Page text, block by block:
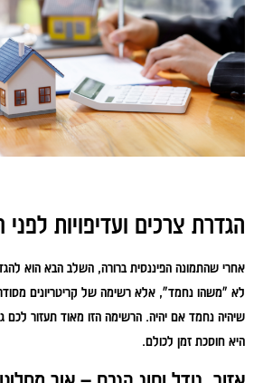
הגדרת צרכים ועדיפויות
אחרי שהתמונה הפיננסית ברורה, השלב הבא הוא
לא "משהו נחמד", אלא רשימה של קריטריונים
שיהיה נחמד אם יהיה. הרשימה הזו מאוד תעזור לכם
היא חוסכת זמן לכולם.